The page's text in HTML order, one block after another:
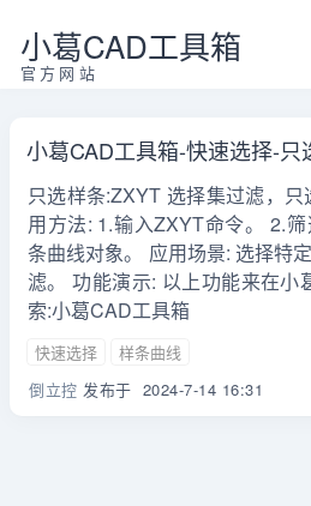
小葛CAD工具箱
官方网站
小葛CAD工具箱-快速选择-只
只选样条:ZXYT 选择集过滤，
用方法: 1.输入ZXYT命令。 2.
条曲线对象。 应用场景: 选择特
滤。 功能演示: 以上功能来在小
索:小葛CAD工具箱
快速选择
样条曲线
倒立控 发布于 2024-7-14 16:31